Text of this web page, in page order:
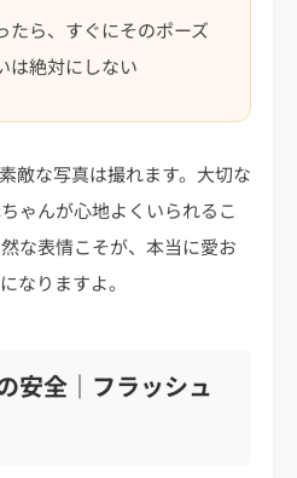
たら、すぐにそのポーズ
は絶対にしない
敵な写真は撮れます。大切な
ゃんが心地よくいられるこ
な表情こそが、本当に愛お
なりますよ。
安全｜フラッシュ